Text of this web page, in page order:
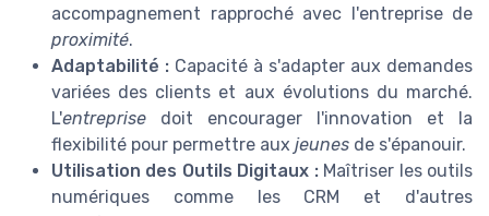
accompagnement rapproché avec l'entreprise de
proximité.
Adaptabilité : Capacité à s'adapter aux demandes
variées des clients et aux évolutions du marché.
L'entreprise doit encourager l'innovation et la
flexibilité pour permettre aux jeunes de s'épanouir.
Utilisation des Outils Digitaux :Maîtriser les outils
numériques comme les CRM et d'autres